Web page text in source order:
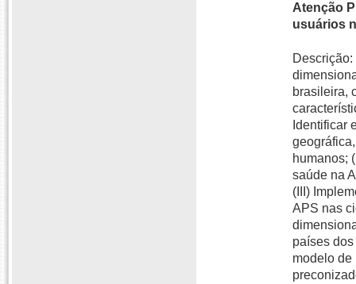
Atenção
usuários
brasileira,
Identificar
humanos;
saúde na
(III)
APS nas
países
modelo de